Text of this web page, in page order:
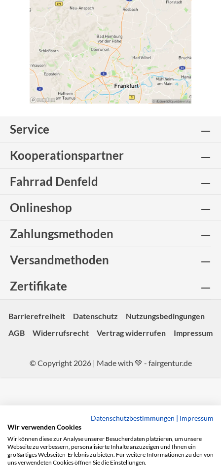
Service
Kooperationspartner
Fahrrad Denfeld
Onlineshop
Zahlungsmethoden
Versandmethoden
Zertifikate
Barrierefreiheit Datenschutz
Nutzungsbedingungen
AGB
Widerrufsrecht Vertrag widerrufen Impressum
© Copyright 2026 | Made with 💚 - fairgentur.de
Datenschutzbestimmungen | Impressum
Wir verwenden Cookies
Wir können diese zur Analyse unserer Besucherdaten platzieren, um unsere
Webseite zu verbessern, personalisierte Inhalte anzuzeigen und Ihnen ein
großartiges Webseiten-Erlebnis zu bieten. Für weitere Informationen zu den von
uns verwendeten Cookies öffnen Sie die Einstellungen.